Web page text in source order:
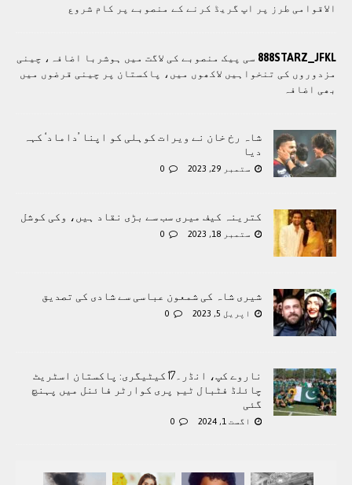
الاقوامی طرز پر اپ گریڈ کرنے کے منصوبے پر کام شروع
888STARZ_JFKL سی پيک منصوبے کی لاگت ميں ہوشربا اضافہ، چينی
مزدوروں کی تنخواہيں لاکھوں ميں، پاکستان پر چینی قرضوں ميں
بھی اضافہ
شاہ رخ خان نے ویرات کوہلی کو اپنا ’داماد‘ کہہ
دیا
ستمبر 29, 2023 0
کترینہ کیف میری سب سے بڑی نقاد ہیں، وکی کوشل
ستمبر 18, 2023 0
شیری شاہ کی شمعون عباسی سے شادی کی تصدیق
اپریل 5, 2023 0
ناروے کپ، انڈر۔17 کیٹیگری: پاکستان اسٹریٹ
چائلڈ فٹبال ٹیم پری کوارٹر فائنل میں پہنچ
گئی
اگست 1, 2024 0